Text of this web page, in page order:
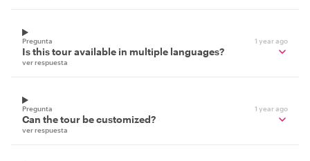
Pregunta 1 year ago
Is this tour available in multiple languages?
ver respuesta
Pregunta 1 year ago
Can the tour be customized?
ver respuesta